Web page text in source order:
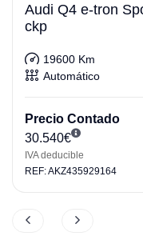
Audi Q4 e-tron
ckp
19600 Km
Automático
Precio Contado
30.540€
IVA deducible
REF: AKZ435929164